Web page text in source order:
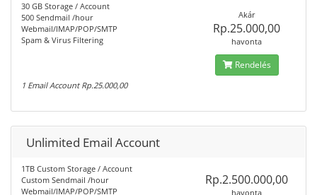
30 GB Storage / Account
500 Sendmail /hour
Webmail/IMAP/POP/SMTP
Spam & Virus Filtering
1 Email Account Rp.25.000,00
Akár
Rp.25.000,00
havonta
Rendelés
Unlimited Email Account
1TB Custom Storage / Account
Custom Sendmail /hour
Webmail/IMAP/POP/SMTP
Rp.2.500.000,00
havonta